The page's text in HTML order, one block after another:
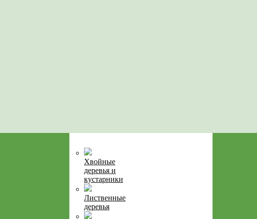
Хвойные
деревья и
кустарники
Лиственные
деревья